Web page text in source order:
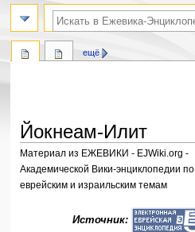
Йокнеам-Илит
Материал из ЕЖЕВИКИ - EJWiki.org -
Академической Вики-энциклопедии по
еврейским и израильским темам
Источник:
ещё
поиск по словам